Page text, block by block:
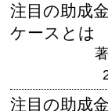
注目の助成
ケースとは
注目の助成